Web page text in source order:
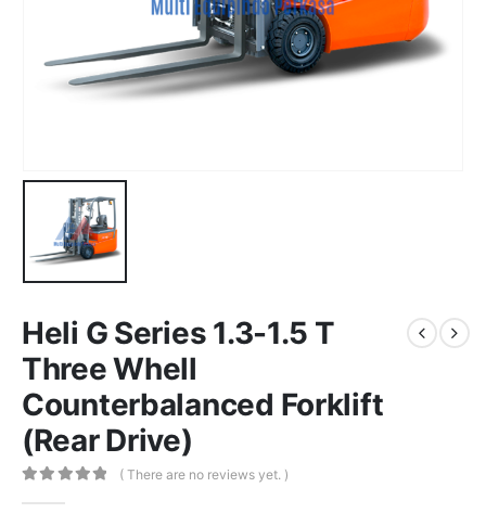
Heli G Series 1.3-1.5 T
Three Whell
Counterbalanced Forklift
(Rear Drive)
( There are no reviews yet. )